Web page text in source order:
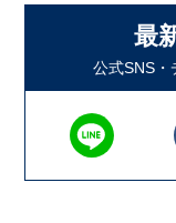
最
公式SNS・